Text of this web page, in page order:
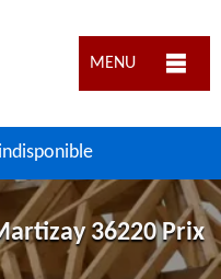
MENU
indisponible
36220 Prix